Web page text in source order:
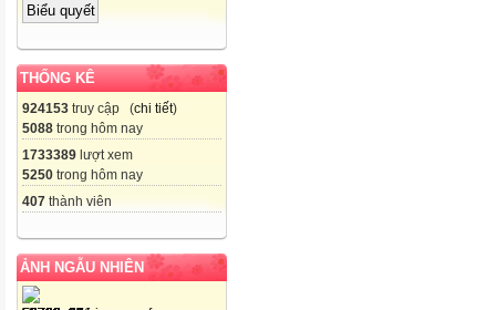
THỐNG KÊ
924153 truy cập (chi tiết)
5088 trong hôm nay
1733389 lượt xem
5250 trong hôm nay
407 thành viên
ẢNH NGẪU NHIÊN